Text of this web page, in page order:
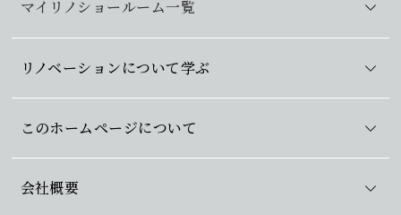
マイリノショールーム一覧
リノベーションについて学ぶ
このホームページについて
会社概要